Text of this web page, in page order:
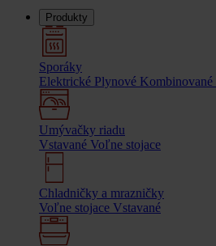
Produkty
Sporáky
Elektrické Plynové Kombinované
Umývačky riadu
Vstavané Voľne stojace
Chladničky a mrazničky
Voľne stojace Vstavané